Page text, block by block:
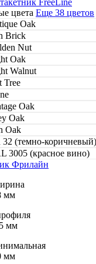
цвета Еще 38 цветов
Oak
Brick
Nut
Oak
Walnut
Tree
Oak
Oak
Oak
32 (темно-коричневый)
3005 (красное вино)
Фрилайн
мм
мм
мм